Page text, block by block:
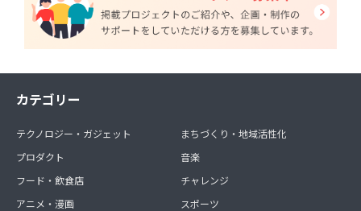
カテゴリー
テクノロジー・ガジェット
プロダクト
フード・飲食店
アニメ・漫画
まちづくり・地域活性化
音楽
チャレンジ
スポーツ